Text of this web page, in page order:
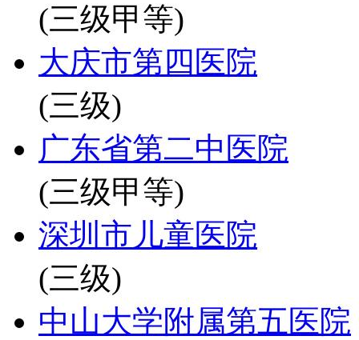
(三级甲等)
大庆市第四医院
(三级)
广东省第二中医院
(三级甲等)
深圳市儿童医院
(三级)
中山大学附属第五医院